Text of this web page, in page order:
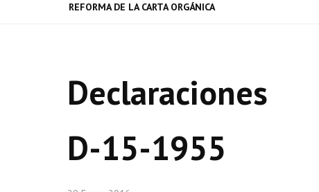
REFORMA DE LA CARTA ORGÁNICA
Declaraciones
D-15-1955